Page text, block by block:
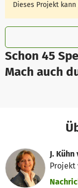
Schon 45
Mach auch
Dieses Projekt
J.